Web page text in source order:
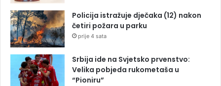
Policija istražuje dječaka (12) nakon
četiri požara u parku
prije 4 sata
Srbija ide na Svjetsko prvenstvo:
Velika pobjeda rukometaša u
“Pioniru”